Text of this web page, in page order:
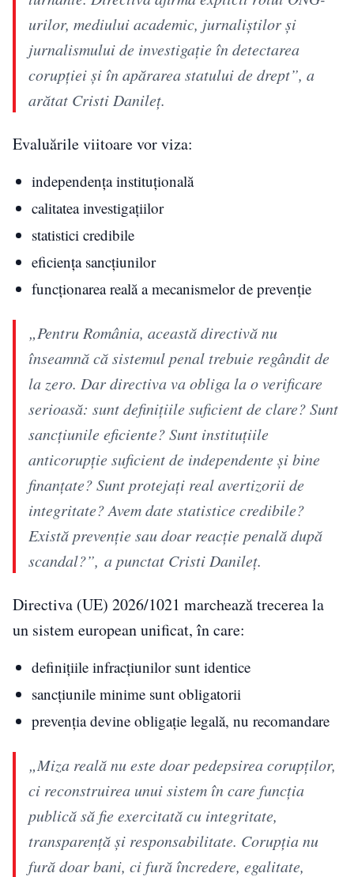
urilor, mediului academic, jurnaliștilor și
jurnalismului de investigație în detectarea
corupției și în apărarea statului de drept”, a
arătat Cristi Danileț.
Evaluările viitoare vor viza:
independența instituțională
calitatea investigațiilor
statistici credibile
eficiența sancțiunilor
funcționarea reală a mecanismelor de prevenție
„Pentru România, această directivă nu
înseamnă că sistemul penal trebuie regândit de
la zero. Dar directiva va obliga la o verificare
serioasă: sunt definițiile suficient de clare? Sunt
sancțiunile eficiente? Sunt instituțiile
anticorupție suficient de independente și bine
finanțate? Sunt protejați real avertizorii de
integritate? Avem date statistice credibile?
Există prevenție sau doar reacție penală după
scandal?”, a punctat Cristi Danileț.
Directiva (UE) 2026/1021 marchează trecerea la
un sistem european unificat, în care:
definițiile infracțiunilor sunt identice
sancțiunile minime sunt obligatorii
prevenția devine obligație legală, nu recomandare
„Miza reală nu este doar pedepsirea corupților,
ci reconstruirea unui sistem în care funcția
publică să fie exercitată cu integritate,
transparență și responsabilitate. Corupția nu
fură doar bani, ci fură încredere, egalitate,